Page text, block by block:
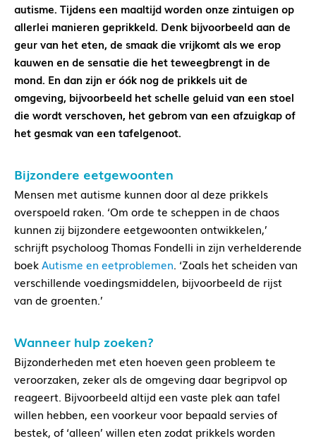
autisme. Tijdens een maaltijd worden onze zintuigen op
allerlei manieren geprikkeld. Denk bijvoorbeeld aan de
geur van het eten, de smaak die vrijkomt als we erop
kauwen en de sensatie die het teweegbrengt in de
mond. En dan zijn er óók nog de prikkels uit de
omgeving, bijvoorbeeld het schelle geluid van een stoel
die wordt verschoven, het gebrom van een afzuigkap of
het gesmak van een tafelgenoot.
Bijzondere eetgewoonten
Mensen met autisme kunnen door al deze prikkels
overspoeld raken. ‘Om orde te scheppen in de chaos
kunnen zij bijzondere eetgewoonten ontwikkelen,’
schrijft psycholoog Thomas Fondelli in zijn verhelderende
boekAutisme en eetproblemen. ‘Zoals het scheiden van
verschillende voedingsmiddelen, bijvoorbeeld de rijst
van de groenten.’
Wanneer hulp zoeken?
Bijzonderheden met eten hoeven geen probleem te
veroorzaken, zeker als de omgeving daar begripvol op
reageert. Bijvoorbeeld altijd een vaste plek aan tafel
willen hebben, een voorkeur voor bepaald servies of
bestek, of ‘alleen’ willen eten zodat prikkels worden